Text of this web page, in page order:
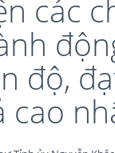
các
độ,
cao